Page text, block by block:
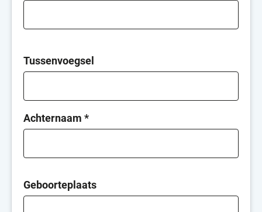
Tussenvoegsel
Achternaam *
Geboorteplaats